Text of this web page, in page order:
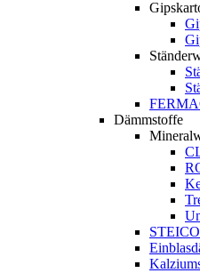
Dämmstoffe